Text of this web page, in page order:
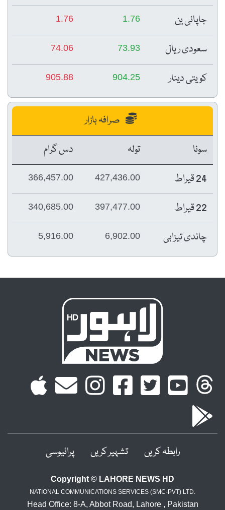
جاپانی ین 1.76
1.76
سعودی ریال 73.93
74.06
کویتی دینار 904.25
905.88
صرافہ بازار
سونا
تولہ
دس گرام
24 قیراط
427,436.00
366,457.00
22 قیراط 397,477.00
340,685.00
چاندی تیزابی 6,902.00
5,916.00
رابطہ کریں تشہیر کریں پرائیوسی
Copyright © LAHORE NEWS HD
NATIONAL COMMUNICATIONS SERVICES (SMC-PVT) LTD.
Head Office: 8-A, Abbot Road, Lahore , Pakistan